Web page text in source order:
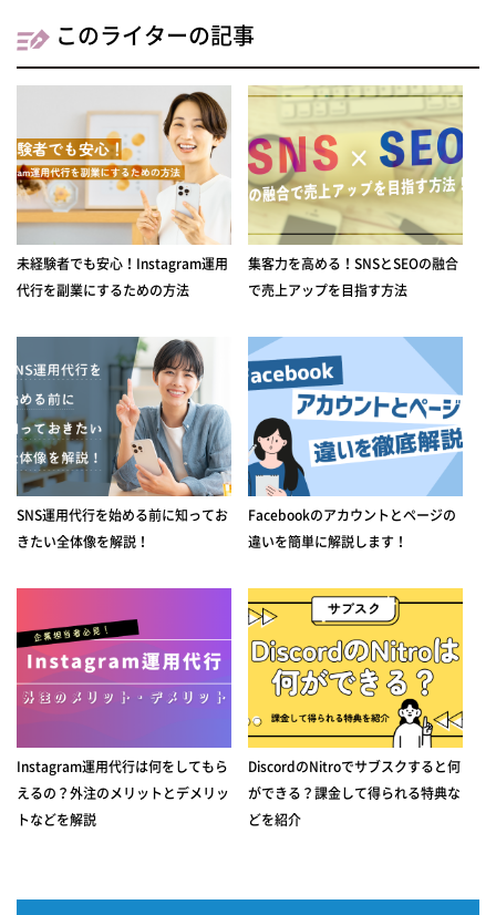
このライターの記事
未経験者でも安心！Instagram運用
代行を副業にするための方法
集客力を高める！SNSとSEOの融合
で売上アップを目指す方法
SNS運用代行を始める前に知ってお
きたい全体像を解説！
Facebookのアカウントとページの
違いを簡単に解説します！
Instagram運用代行は何をしてもら
えるの？外注のメリットとデメリッ
トなどを解説
DiscordのNitroでサブスクすると何
ができる？課金して得られる特典な
どを紹介